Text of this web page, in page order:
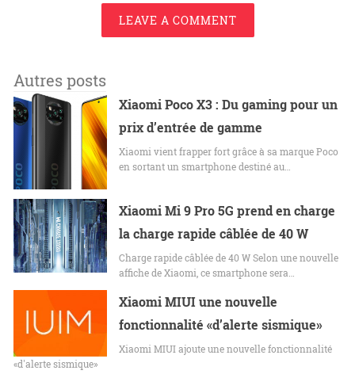
LEAVE A COMMENT
Autres posts
Xiaomi Poco X3 : Du gaming pour un
prix d’entrée de gamme
Xiaomi vient frapper fort grâce à sa marque Poco
en sortant un smartphone destiné au…
Xiaomi Mi 9 Pro 5G prend en charge
la charge rapide câblée de 40 W
Charge rapide câblée de 40 W Selon une nouvelle
affiche de Xiaomi, ce smartphone sera…
Xiaomi MIUI une nouvelle
fonctionnalité «d’alerte sismique»
Xiaomi MIUI ajoute une nouvelle fonctionnalité
«d'alerte sismique»